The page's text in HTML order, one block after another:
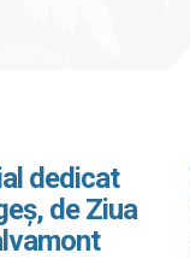
dedicat
de Ziua